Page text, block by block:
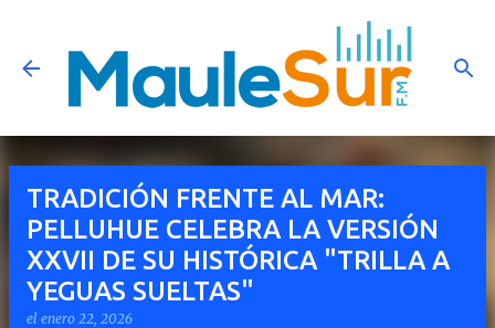
Ir al contenido principal
TRADICIÓN FRENTE AL MAR:
PELLUHUE CELEBRA LA VERSIÓN
XXVII DE SU HISTÓRICA "TRILLA A
YEGUAS SUELTAS"
el enero 22, 2026